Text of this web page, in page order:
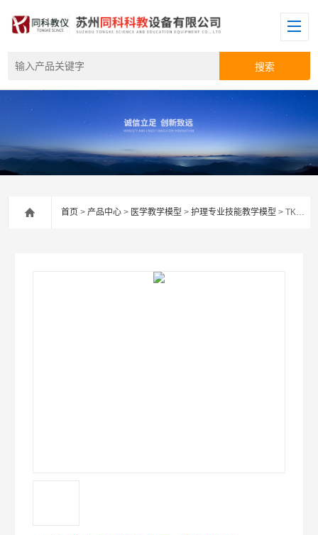
首页 >产品中心 > 医学教学模型 >护理专业技能教学模型 > TKMX/2600高级成人鼻腔吸痰及护理模型